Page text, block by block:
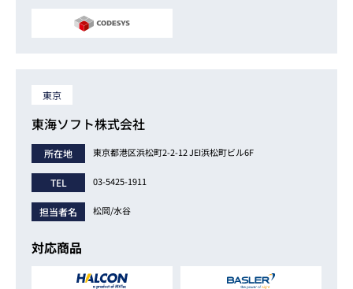
東京
東海ソフト株式会社
所在地 東京都港区浜松町2-2-12 JEI浜松町ビル6F
TEL 03-5425-1911
担当者名 松岡/水谷
対応商品